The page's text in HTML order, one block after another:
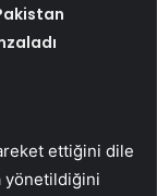
ettiğini dile
yönetildiğini